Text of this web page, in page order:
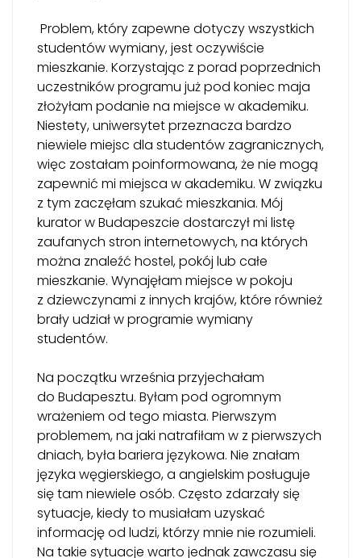
Problem, który zapewne dotyczy wszystkich
studentów wymiany, jest oczywiście
mieszkanie. Korzystając z porad poprzednich
uczestników programu już pod koniec maja
złożyłam podanie na miejsce w akademiku.
Niestety, uniwersytet przeznacza bardzo
niewiele miejsc dla studentów zagranicznych,
więc zostałam poinformowana, że nie mogą
zapewnić mi miejsca w akademiku. W związku
z tym zaczęłam szukać mieszkania. Mój
kurator w Budapeszcie dostarczył mi listę
zaufanych stron internetowych, na których
można znaleźć hostel, pokój lub całe
mieszkanie. Wynajęłam miejsce w pokoju
z dziewczynami z innych krajów, które również
brały udział w programie wymiany
studentów.
Na początku września przyjechałam
do Budapesztu. Byłam pod ogromnym
wrażeniem od tego miasta. Pierwszym
problemem, na jaki natrafiłam w z pierwszych
dniach, była bariera językowa. Nie znałam
języka węgierskiego, a angielskim posługuje
się tam niewiele osób. Często zdarzały się
sytuacje, kiedy to musiałam uzyskać
informację od ludzi, którzy mnie nie rozumieli.
Na takie sytuacje warto jednak zawczasu się